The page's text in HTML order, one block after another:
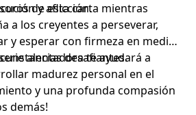
y aflicción.
de esta carta mientras
a los creyentes a perseverar,
y esperar con firmeza en medio
desafiantes.
serie alentadora te ayudará a
madurez personal en el
y una profunda compasión
demás!